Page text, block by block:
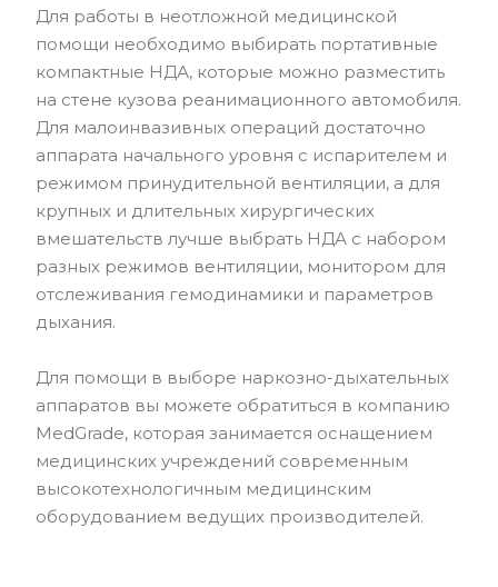
Для работы в неотложной медицинской
помощи необходимо выбирать портативные
компактные НДА, которые можно разместить
на стене кузова реанимационного автомобиля.
Для малоинвазивных операций достаточно
аппарата начального уровня с испарителем и
режимом принудительной вентиляции, а для
крупных и длительных хирургических
вмешательств лучше выбрать НДА с набором
разных режимов вентиляции, монитором для
отслеживания гемодинамики и параметров
дыхания.
Для помощи в выборе наркозно-дыхательных
аппаратов вы можете обратиться в компанию
MedGrade, которая занимается оснащением
медицинских учреждений современным
высокотехнологичным медицинским
оборудованием ведущих производителей.